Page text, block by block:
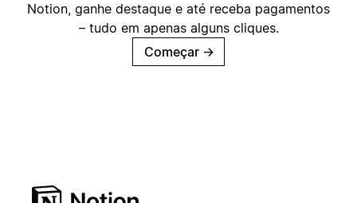
Notion, ganhe destaque e até receba pagamentos
– tudo em apenas alguns cliques.
Começar →